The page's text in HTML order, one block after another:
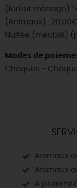
(forfait ménage) :
(Animaux) : 20,00€
Nuitée (meublé)
Modes de
Chèques -
Animaux
Animaux
A